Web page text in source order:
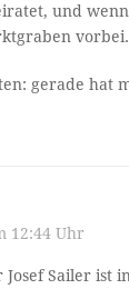
und
vorbei.
gerade hat
12:44 Uhr
Josef Sailer ist